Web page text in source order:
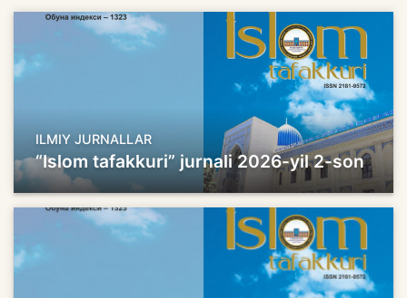
ILMIY JURNALLAR
“Islom tafakkuri” jurnali 2026-yil 2-son